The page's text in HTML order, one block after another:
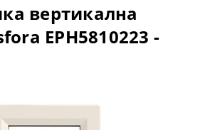
вертикална
EPH5810223 -